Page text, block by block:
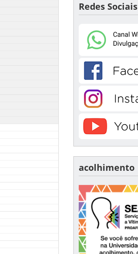
Redes Sociais
acolhimento